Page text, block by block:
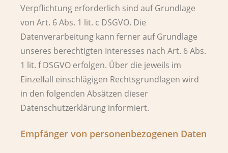
Verpflichtung erforderlich sind auf Grundlage
von Art. 6 Abs. 1 lit. c DSGVO. Die
Datenverarbeitung kann ferner auf Grundlage
unseres berechtigten Interesses nach Art. 6 Abs.
1 lit. f DSGVO erfolgen. Über die jeweils im
Einzelfall einschlägigen Rechtsgrundlagen wird
in den folgenden Absätzen dieser
Datenschutzerklärung informiert.
Empfänger von personenbezogenen Daten